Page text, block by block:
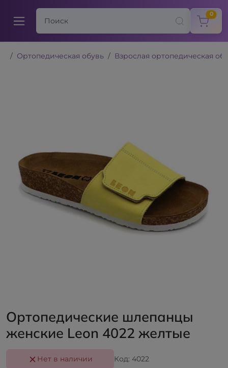
0
Ортопедическая обувь Взрослая ортопедическая
Ортопедические шлепанцы
женские Leon 4022 желтые
Нет в наличии Код: 4022